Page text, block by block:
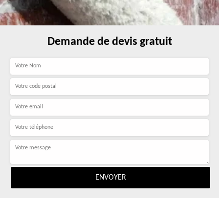
Demande de devis gratuit